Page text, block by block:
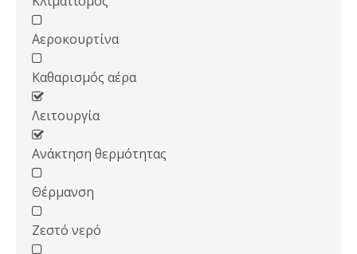
Αεροκουρτίνα
Καθαρισμός αέρα
Λειτουργία
Ανάκτηση θερμότητας
Θέρμανση
Ζεστό νερό